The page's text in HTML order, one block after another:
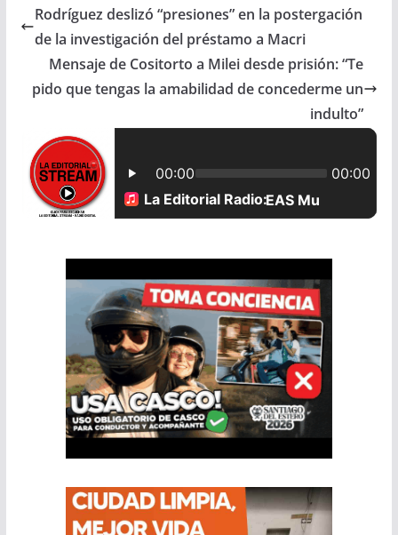
e
o
k
t
A
p
i
r
e
Rodríguez deslizó “presiones” en la postergación
de la investigación del préstamo a Macri
Mensaje de Cositorto a Milei desde prisión: “Te
pido que tengas la amabilidad de concederme un
indulto”